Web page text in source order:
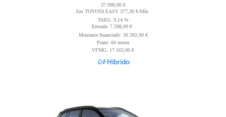
37.990,00 €
Em TOYOTA EASY 377,30 €/MêsRead Disclaimer
TAEG: 9,14 %
Entrada: 7.598,00 €
Montante financiado: 30.392,00 €
Prazo: 60 meses
VFMG: 17.163,00 €
Híbrido